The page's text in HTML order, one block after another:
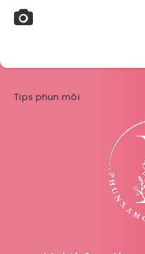
Tips phun môi